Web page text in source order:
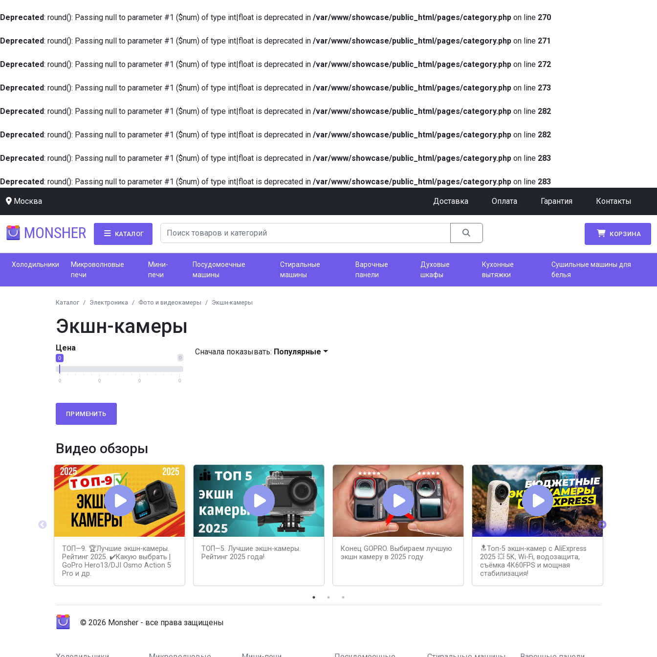
Deprecated: round(): Passing null to parameter #1 ($num) of type int|float is deprecated in /var/www/showcase/public_html/pages/category.php on line 270
Deprecated: round(): Passing null to parameter #1 ($num) of type int|float is deprecated in /var/www/showcase/public_html/pages/category.php on line 271
Deprecated: round(): Passing null to parameter #1 ($num) of type int|float is deprecated in /var/www/showcase/public_html/pages/category.php on line 272
Deprecated: round(): Passing null to parameter #1 ($num) of type int|float is deprecated in /var/www/showcase/public_html/pages/category.php on line 273
Deprecated: round(): Passing null to parameter #1 ($num) of type int|float is deprecated in /var/www/showcase/public_html/pages/category.php on line 282
Deprecated: round(): Passing null to parameter #1 ($num) of type int|float is deprecated in /var/www/showcase/public_html/pages/category.php on line 282
Deprecated: round(): Passing null to parameter #1 ($num) of type int|float is deprecated in /var/www/showcase/public_html/pages/category.php on line 283
Deprecated: round(): Passing null to parameter #1 ($num) of type int|float is deprecated in /var/www/showcase/public_html/pages/category.php on line 283
Москва Доставка Оплата Гарантия Контакты
MONSHER КАТАЛОГ КОРЗИНА
Холодильники
Микроволновые
печи
Мини-
печи
Посудомоечные
машины
Стиральные
машины
Варочные
панели
Духовые
шкафы
Кухонные
вытяжки
Сушильные машины для
белья
Каталог Электроника Фото и видеокамеры Экшн-камеры
Экшн-камеры
Цена
0
0
0 0 0 0
ПРИМЕНИТЬ
Сначала показывать: Популярные
Видео обзоры
ТОП—9. 🏆Лучшие экшн-камеры.
Рейтинг 2025. ✔️Какую выбрать |
GoPro Hero13/DJI Osmo Action 5
Pro и др.
ТОП—5. Лучшие экшн-камеры.
Рейтинг 2025 года!
Конец GOPRO. Выбираем лучшую
экшн камеру в 2025 году
🔝Топ-5 экшн-камер с AliExpress
2025 💥 5K, Wi-Fi, водозащита,
съёмка 4K60FPS и мощная
стабилизация!
© 2026 Monsher - все права защищены